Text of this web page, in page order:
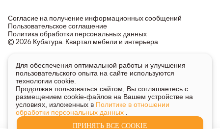
© 2026 Кубатура. Квартал мебели и интерьера
Согласие на получение информационных сообщений
Пользовательское соглашение
Политика обработки персональных данных
Информация о товарах и ценах на сайте не является
публичной офертой, носит исключительно информационный
характер.
Для получения подробной информации о наличии и стоимости
указанных товаров и услуг напишите или позвоните нам.
Для обеспечения оптимальной работы и улучшения
пользовательского опыта на сайте используются
технологии cookie.
Продолжая пользоваться сайтом, Вы соглашаетесь с
размещением cookie-файлов на Вашем устройстве на
условиях, изложенных в Политике в отношении
обработки персональных данных
ПРИНЯТЬ ВСЕ COOKIE